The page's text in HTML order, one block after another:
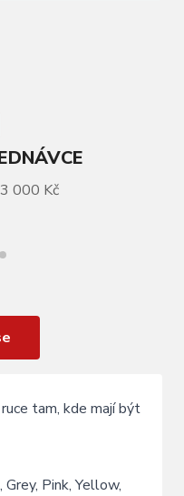
000 Kč
tam, kde mají být
Pink, Yellow,